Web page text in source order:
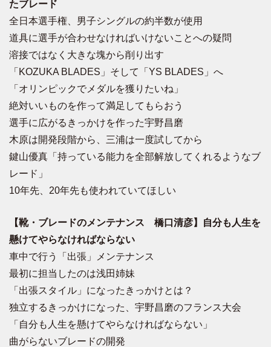
たブレード
全日本選手権、男子シングルの約半数が使用
道具に選手が合わせなければいけないことへの疑問
溶接ではなく大きな塊から削り出す
「KOZUKA BLADES」そして「YS BLADES」へ
「オリンピックでメダルを獲りたいね」
絶対いいものを作って満足してもらおう
選手に広がるきっかけを作った宇野昌磨
木原は開発段階から、三浦は一度試してから
鍵山優真「持っている能力を全部解放してくれるようなブ
レード」
10年先、20年先も使われていてほしい
【靴・ブレードのメンテナンス 橋口清彦】自分も人生を
懸けてやらなければならない
車中で行う「出張」メンテナンス
最初に担当したのは浅田姉妹
「出張スタイル」になったきっかけとは？
独立するきっかけになった、宇野昌磨のフランス大会
「自分も人生を懸けてやらなければならない」
曲がらないブレードの開発